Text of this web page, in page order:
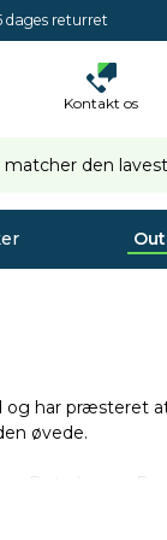
dages returret
Kontakt os
matcher den
og har præsteret
øvede.
Det, der gør
Du kan